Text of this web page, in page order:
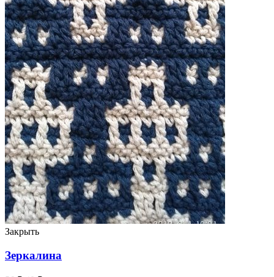
Закрыть
Зеркалина